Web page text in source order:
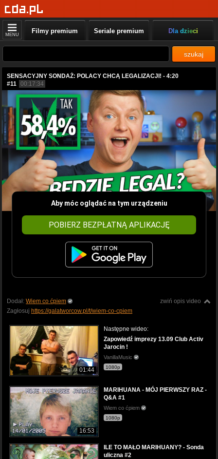
MENU Filmy premium Seriale premium Dla dzieci
szukaj
SENSACYJNY SONDAŻ: POLACY CHCĄ LEGALIZACJI! - 4:20
#11 00:17:34
Aby móc oglądać na tym urządzeniu
POBIERZ BEZPŁATNĄ APLIKACJĘ
zwiń opis video
Dodał: Wiem co ćpiem
Zagłosuj https://galatworcow.pl/t/wiem-co-cpiem
01:44
Następne wideo:
Zapowiedź imprezy 13.09 Club Activ
Jarocin !
VanillaMusic
1080p
16:53
MARIHUANA - MÓJ PIERWSZY RAZ -
Q&A #1
Wiem co ćpiem
1080p
ILE TO MAŁO MARIHUANY? - Sonda
uliczna #2